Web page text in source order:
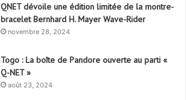
QNET dévoile une édition limitée de la montre-
bracelet Bernhard H. Mayer Wave-Rider
novembre 28, 2024
Togo : La boîte de Pandore ouverte au parti «
Q-NET »
août 23, 2024